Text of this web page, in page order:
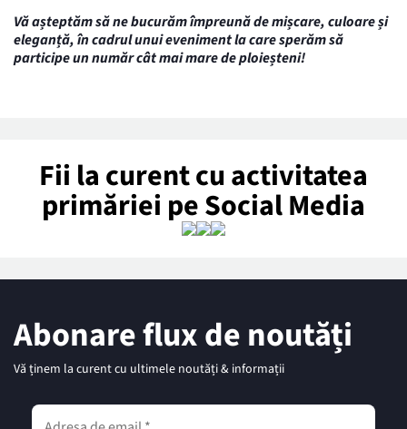
Vă așteptăm să ne bucurăm împreună de mișcare, culoare și
eleganță, în cadrul unui eveniment la care sperăm să
participe un număr cât mai mare de ploieșteni!
Fii la curent cu activitatea
primăriei pe Social Media
Abonare flux de noutăți
Vă ținem la curent cu ultimele noutăți & informații